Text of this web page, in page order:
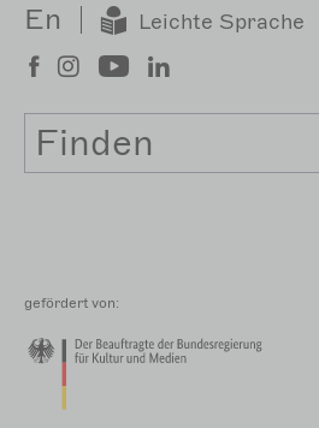
En Leichte Sprache
Suche
gefördert von: